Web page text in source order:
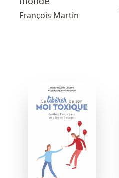
François Martin